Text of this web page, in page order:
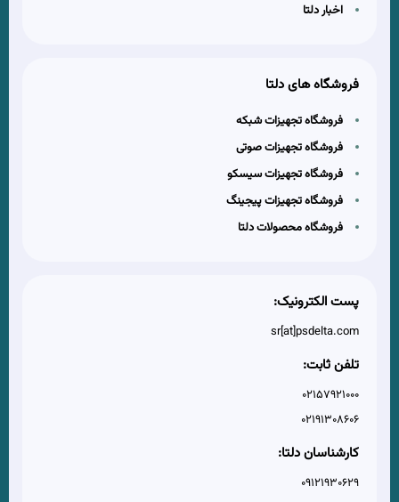
اخبار دلتا
فروشگاه های دلتا
فروشگاه تجهیزات شبکه
فروشگاه تجهیزات صوتی
فروشگاه تجهیزات سیسکو
فروشگاه تجهیزات پیجینگ
فروشگاه محصولات دلتا
پست الکترونیک:
sr[at]psdelta.com
تلفن ثابت:
02157921000
02191308606
کارشناسان دلتا:
09121930629